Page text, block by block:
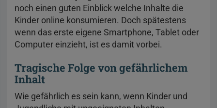
noch einen guten Einblick welche Inhalte die
Kinder online konsumieren. Doch spätestens
wenn das erste eigene Smartphone, Tablet oder
Computer einzieht, ist es damit vorbei.
Tragische Folge von gefährlichem
Inhalt
Wie gefährlich es sein kann, wenn Kinder und